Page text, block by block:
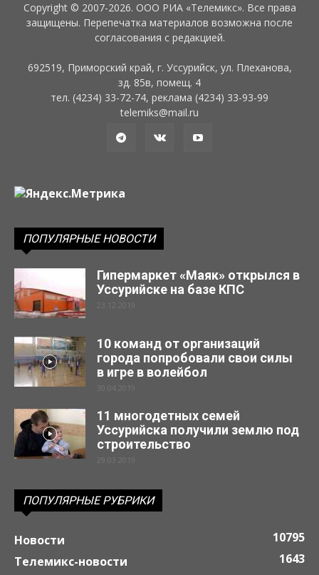
Copyright © 2007-2026. ООО РИА «Телемикс». Все права
защищены. Перепечатка материалов возможна после
согласования с редакцией.
692519, Приморский край, г. Уссурийск, ул. Плеханова,
зд. 85в, помещ. 4
тел. (4234) 33-72-74, реклама (4234) 33-93-99
telemiks@mail.ru
ПОПУЛЯРНЫЕ НОВОСТИ
Гипермаркет «Маяк» открылся в
Уссурийске на базе КПС
23.12.2019
10 команд от организаций
города попробовали свои силы
в игре в волейбол
30.04.2019
11 многодетных семей
Уссурийска получили землю под
строительство
29.03.2019
ПОПУЛЯРНЫЕ РУБРИКИ
Новости
10795
Телемикс-новости
1643